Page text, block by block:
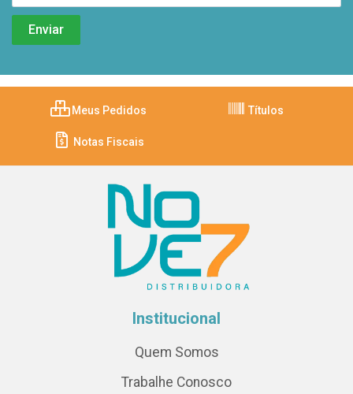
Meus Pedidos Títulos
Notas Fiscais
Institucional
Quem Somos
Trabalhe Conosco